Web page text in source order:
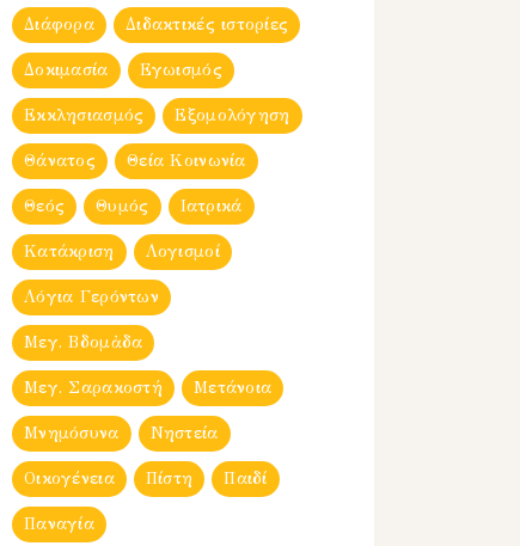
Διάφορα Διδακτικές ιστορίες
Δοκιμασία Εγωισμός
Εκκλησιασμός Εξομολόγηση
Θάνατος Θεία Κοινωνία
Θεός Θυμός Ιατρικά
Κατάκριση Λογισμοί
Λόγια Γερόντων
Μεγ. Βδομἀδα
Μεγ. Σαρακοστή Μετάνοια
Μνημόσυνα Νηστεία
Οικογένεια Πίστη Παιδί
Παναγία